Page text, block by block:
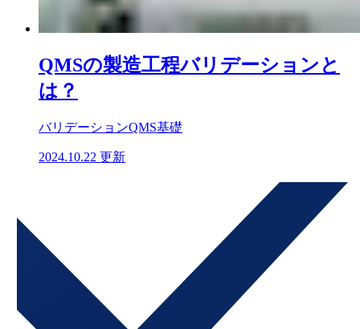
QMSの製造工程バリデーションと
は？
バリデーションQMS基礎
2024.10.22 更新